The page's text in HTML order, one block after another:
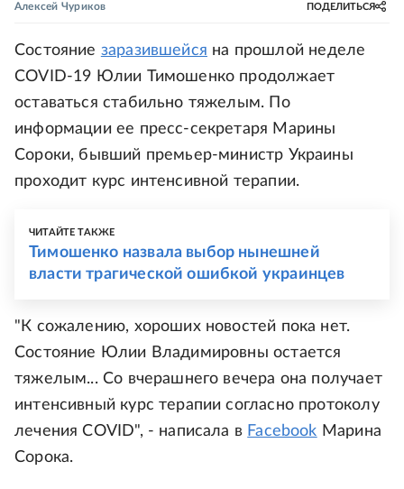
Алексей Чуриков ПОДЕЛИТЬСЯ
Состояние заразившейся на прошлой неделе
COVID-19 Юлии Тимошенко продолжает
оставаться стабильно тяжелым. По
информации ее пресс-секретаря Марины
Сороки, бывший премьер-министр Украины
проходит курс интенсивной терапии.
ЧИТАЙТЕ ТАКЖЕ
Тимошенко назвала выбор нынешней
власти трагической ошибкой украинцев
"К сожалению, хороших новостей пока нет.
Состояние Юлии Владимировны остается
тяжелым... Со вчерашнего вечера она получает
интенсивный курс терапии согласно протоколу
лечения COVID", - написала в Facebook Марина
Сорока.